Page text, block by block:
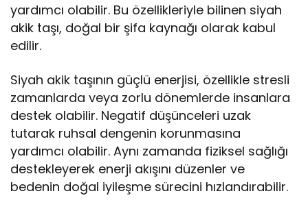
yardımcı olabilir. Bu özellikleriyle bilinen siyah
akik taşı, doğal bir şifa kaynağı olarak kabul
edilir.
Siyah akik taşının güçlü enerjisi, özellikle stresli
zamanlarda veya zorlu dönemlerde insanlara
destek olabilir. Negatif düşünceleri uzak
tutarak ruhsal dengenin korunmasına
yardımcı olabilir. Aynı zamanda fiziksel sağlığı
destekleyerek enerji akışını düzenler ve
bedenin doğal iyileşme sürecini hızlandırabilir.